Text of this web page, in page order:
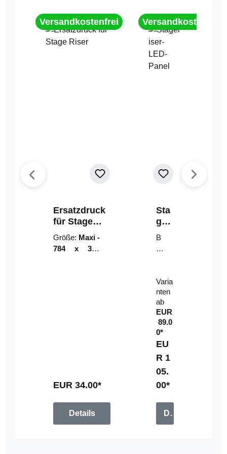
Versandkostenfrei
Ersatzdruck
für Stage
Riser
Größe: Maxi -
784 x 314
EUR 34.00*
Details
Versandkostenfrei
Sta
geri
ser-
LE
D-
el
B
un
mi
t
Fe
rn
be
di
en
u
n
g
Varia
nten
ab
EUR
89.0
0*
EU
R 1
05.
00*
Details